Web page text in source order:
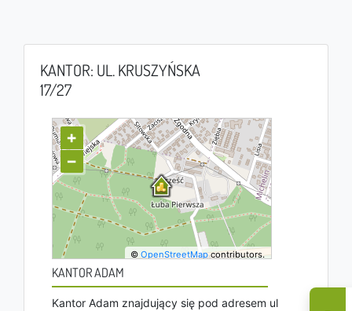
KANTOR: UL. KRUSZYŃSKA
17/27
+
−
©OpenStreetMapcontributors.
KANTOR ADAM
Kantor Adam znajdujący się pod adresem ul